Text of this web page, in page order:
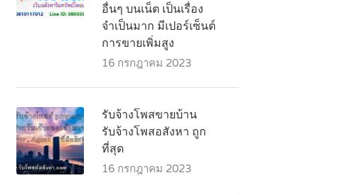
อื่นๆ บนเน็ต เป็นเรื่อง
จำเป็นมาก มีเปอร์เซ็นต์
การขายเพิ่มสูง
16 กรกฎาคม 2023
รับจ้างโพสขายบ้าน
รับจ้างโพสอสังหา ถูก
ที่สุด
16 กรกฎาคม 2023